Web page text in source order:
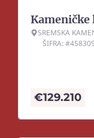
Kameničke
SREMSKA
ŠIFRA: #458309
€129.210